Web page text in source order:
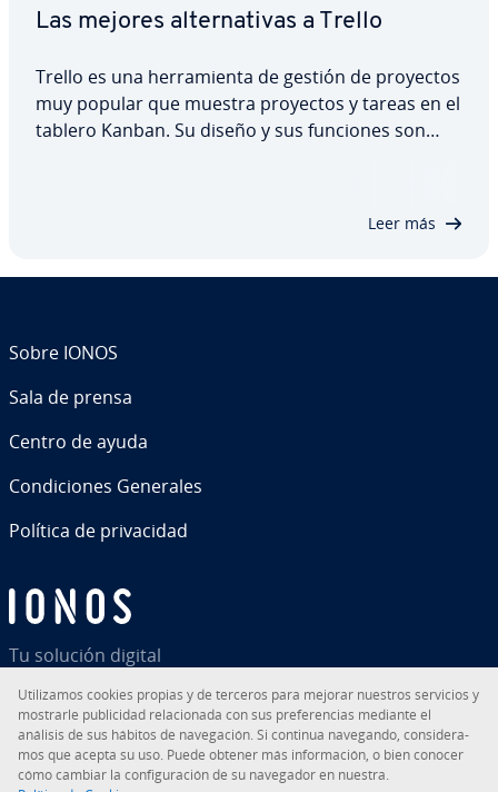
Las mejores al­te­r­na­ti­vas a Trello
Trello es una he­rra­mie­n­ta de gestión de proyectos
muy popular que muestra proyectos y tareas en el
tablero Kanban. Su diseño y sus funciones son
Leer más
Tu solución digital
Sobre IONOS
Sala de prensa
Centro de ayuda
Co­n­di­cio­nes Generales
Política de pri­va­ci­dad
RSS LinkedIntiktok InstagramFacebookYouTube
Uti­li­za­mos cookies propias y de terceros para mejorar nuestros servicios y
mostrarle pu­bli­ci­dad re­la­cio­na­da con sus pre­fe­re­n­cias mediante el
análisis de sus hábitos de na­ve­ga­ción. Si continua navegando, co­n­si­de­ra­
mos que acepta su uso. Puede obtener más in­fo­r­ma­ción, o bien conocer
cómo cambiar la co­n­fi­gu­ra­ción de su navegador en nuestra.